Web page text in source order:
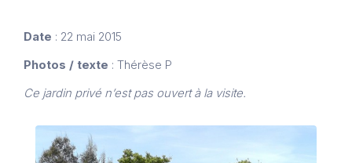
Date : 22 mai 2015
Photos / texte : Thérèse P
Ce jardin privé n’est pas ouvert à la visite.